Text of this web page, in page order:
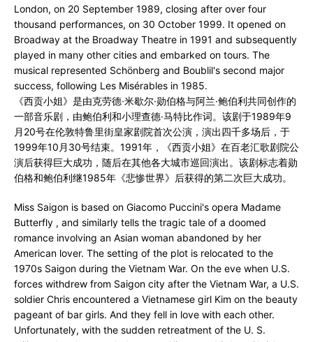
London, on 20 September 1989, closing after over four
thousand performances, on 30 October 1999. It opened on
Broadway at the Broadway Theatre in 1991 and subsequently
played in many other cities and embarked on tours. The
musical represented Schönberg and Boublil's second major
success, following Les Misérables in 1985.
《西贡小姐》是由克劳德·米歇尔·勋伯格与阿兰·鲍伯利共同创作的
一部音乐剧，由鲍伯利和小理查德·马特比作词。该剧于1989年9
月20号在伦敦特鲁里街皇家剧院首次公演，演出四千多场后，于
1999年10月30号结束。1991年，《西贡小姐》在百老汇歌剧院公
演后获得巨大成功，随后在其他各大城市巡回演出。该剧标志着勋
伯格和鲍伯利继1985年《悲惨世界》后获得的第二次巨大成功。
Miss Saigon is based on Giacomo Puccini's opera Madame
Butterfly , and similarly tells the tragic tale of a doomed
romance involving an Asian woman abandoned by her
American lover. The setting of the plot is relocated to the
1970s Saigon during the Vietnam War. On the eve when U.S.
forces withdrew from Saigon city after the Vietnam War, a U.S.
soldier Chris encountered a Vietnamese girl Kim on the beauty
pageant of bar girls. And they fell in love with each other.
Unfortunately, with the sudden retreatment of the U. S.